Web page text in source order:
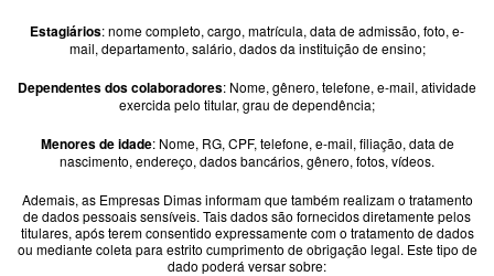
Estagiários: nome completo, cargo, matrícula, data de admissão, foto, e-
mail, departamento, salário, dados da instituição de ensino;
Dependentes dos colaboradores: Nome, gênero, telefone, e-mail, atividade
exercida pelo titular, grau de dependência;
Menores de idade: Nome, RG, CPF, telefone, e-mail, filiação, data de
nascimento, endereço, dados bancários, gênero, fotos, vídeos.
Ademais, as Empresas Dimas informam que também realizam o tratamento
de dados pessoais sensíveis. Tais dados são fornecidos diretamente pelos
titulares, após terem consentido expressamente com o tratamento de dados
ou mediante coleta para estrito cumprimento de obrigação legal. Este tipo de
dado poderá versar sobre: